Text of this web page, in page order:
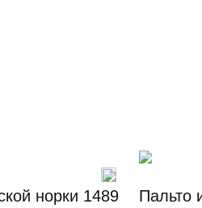
норки 1489 Пальто